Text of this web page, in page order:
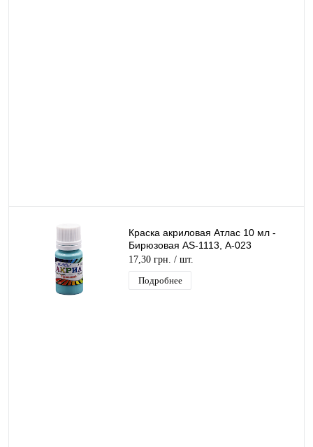
Краска акриловая Атлас 10 мл -
Бирюзовая AS-1113, А-023
17,30 грн. / шт.
Подробнее